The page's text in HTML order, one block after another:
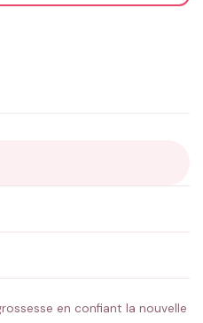
en confiant la nouvelle